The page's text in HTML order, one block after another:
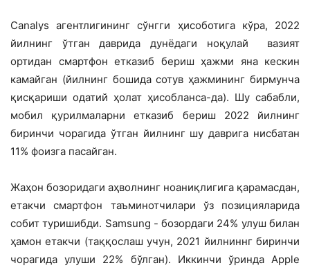
Canalys агентлигининг сўнгги ҳисоботига кўра, 2022
йилнинг ўтган даврида дунёдаги ноқулай вазият
ортидан смартфон етказиб бериш ҳажми яна кескин
камайган (йилнинг бошида сотув ҳажмининг бирмунча
қисқариши одатий ҳолат ҳисобланса-да). Шу сабабли,
мобил қурилмаларни етказиб бериш 2022 йилнинг
биринчи чорагида ўтган йилнинг шу даврига нисбатан
11% фоизга пасайган.
Жаҳон бозоридаги аҳволнинг ноаниқлигига қарамасдан,
етакчи смартфон таъминотчилари ўз позицияларида
собит туришибди. Samsung - бозордаги 24% улуш билан
ҳамон етакчи (таққослаш учун, 2021 йилниннг биринчи
чорагида улуши 22% бўлган). Иккинчи ўринда Apple